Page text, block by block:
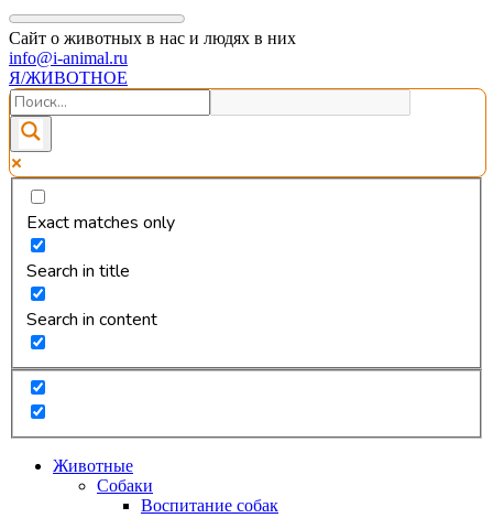
Сайт о животных в нас и людях в них
info@i-animal.ru
Я/ЖИВОТНОЕ
Exact matches only
Search in title
Search in content
Животные
Собаки
Воспитание собак